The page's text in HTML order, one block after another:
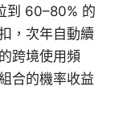
到 60–80% 的
，次年自動續
跨境使用頻
合的機率收益